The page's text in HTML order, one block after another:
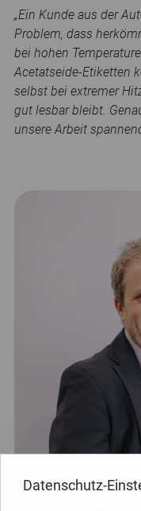
„Ein Kunde aus der
Problem, dass
bei hohen
Acetatseide-Etiketten
selbst bei extremer
gut lesbar bleibt.
unsere Arbeit
Datenschutz-